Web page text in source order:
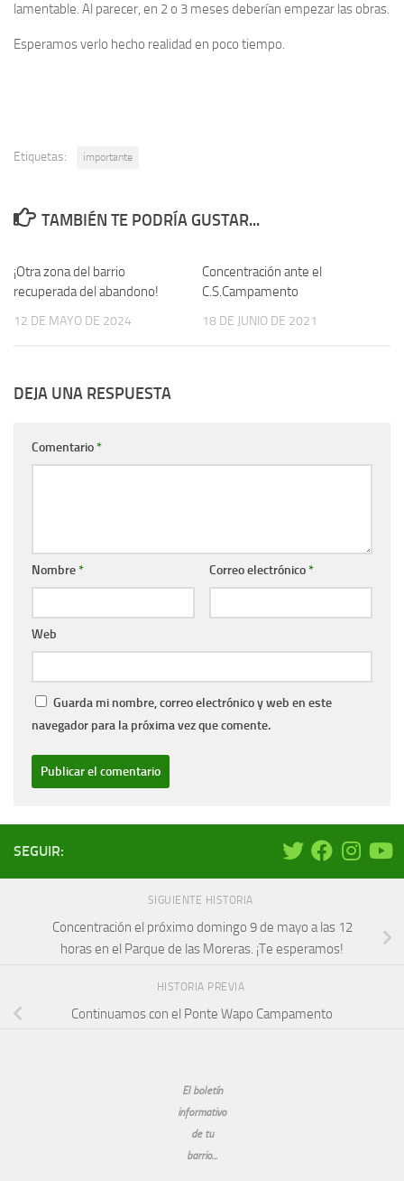
lamentable. Al parecer, en 2 o 3 meses deberían empezar las obras.
Esperamos verlo hecho realidad en poco tiempo.
Etiquetas: importante
TAMBIÉN TE PODRÍA GUSTAR...
¡Otra zona del barrio
recuperada del abandono!
12 DE MAYO DE 2024
Concentración ante el
C.S.Campamento
18 DE JUNIO DE 2021
DEJA UNA RESPUESTA
Comentario*
Nombre* Correo electrónico*
Web
Guarda mi nombre, correo electrónico y web en este
navegador para la próxima vez que comente.
SEGUIR:
SIGUIENTE HISTORIA
Concentración el próximo domingo 9 de mayo a las 12
horas en el Parque de las Moreras. ¡Te esperamos!
HISTORIA PREVIA
Continuamos con el Ponte Wapo Campamento
El boletín
informativo
de tu
barrio...